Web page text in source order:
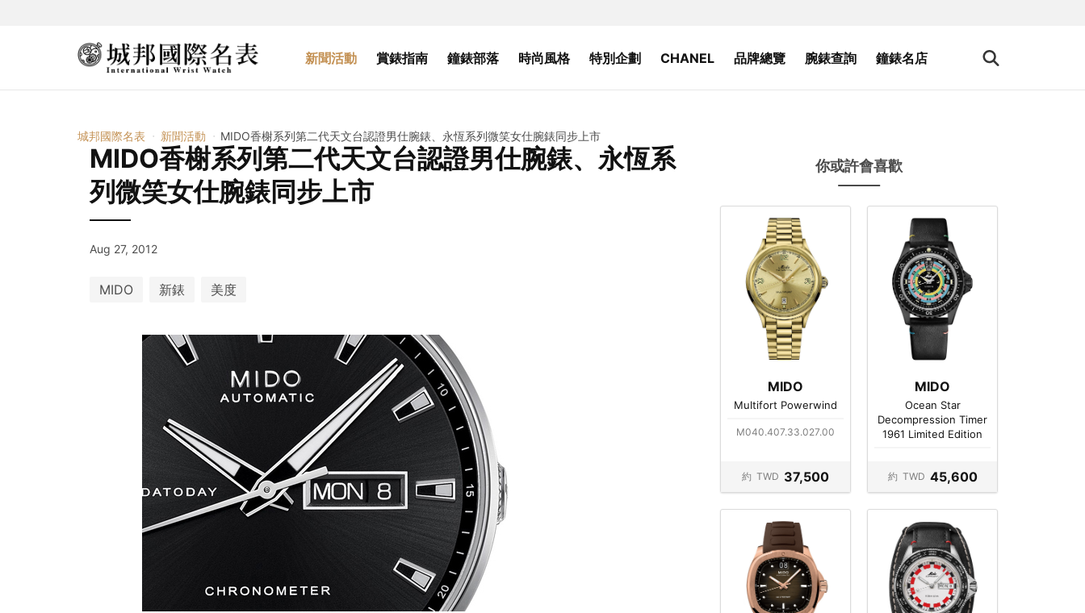
新聞活動 賞錶指南 鐘錶部落 時尚風格 特別企劃 CHANEL 品牌總覽 腕錶查詢 鐘錶名店
城邦國際名表 新聞活動 MIDO香榭系列第二代天文台認證男仕腕錶、永恆系列微笑女仕腕錶同步上市
MIDO香榭系列第二代天文台認證男仕腕錶、永恆系
列微笑女仕腕錶同步上市
Aug 27, 2012
MIDO 新錶 美度
你或許會喜歡
MIDO
Multifort Powerwind
M040.407.33.027.00
約 TWD 37,500
MIDO
Ocean Star
Decompression Timer
1961 Limited Edition
約 TWD 45,600